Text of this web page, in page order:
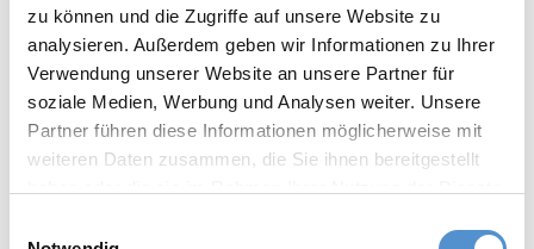
zu können und die Zugriffe auf unsere Website zu
analysieren. Außerdem geben wir Informationen zu Ihrer
Verwendung unserer Website an unsere Partner für
soziale Medien, Werbung und Analysen weiter. Unsere
Partner führen diese Informationen möglicherweise mit
weiteren Daten zusammen, die Sie ihnen bereitgestellt